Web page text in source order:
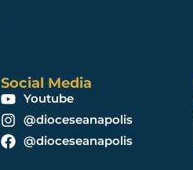
Social Media
Youtube
@dioceseanapolis
@dioceseanapolis